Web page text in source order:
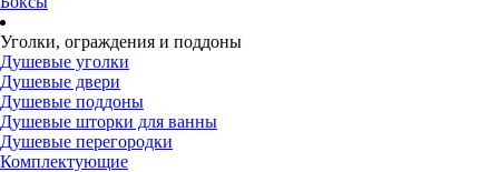
Уголки, ограждения и поддоны
Душевые уголки
Душевые двери
Душевые поддоны
Душевые шторки для ванны
Душевые перегородки
Комплектующие